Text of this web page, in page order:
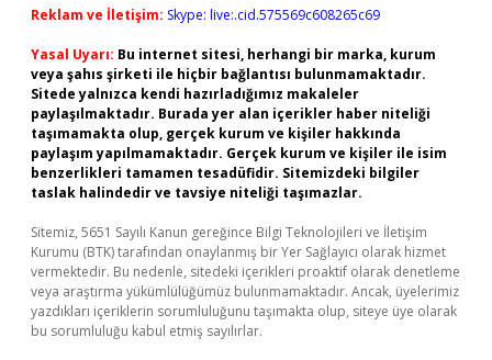
Reklam ve İletişim: Skype: live:.cid.575569c608265c69
Yasal Uyarı: Bu internet sitesi, herhangi bir marka, kurum
veya şahıs şirketi ile hiçbir bağlantısı bulunmamaktadır.
Sitede yalnızca kendi hazırladığımız makaleler
paylaşılmaktadır. Burada yer alan içerikler haber niteliği
taşımamakta olup, gerçek kurum ve kişiler hakkında
paylaşım yapılmamaktadır. Gerçek kurum ve kişiler ile isim
benzerlikleri tamamen tesadüfidir. Sitemizdeki bilgiler
taslak halindedir ve tavsiye niteliği taşımazlar.
Sitemiz, 5651 Sayılı Kanun gereğince Bilgi Teknolojileri ve İletişim
Kurumu (BTK) tarafından onaylanmış bir Yer Sağlayıcı olarak hizmet
vermektedir. Bu nedenle, sitedeki içerikleri proaktif olarak denetleme
veya araştırma yükümlülüğümüz bulunmamaktadır. Ancak, üyelerimiz
yazdıkları içeriklerin sorumluluğunu taşımakta olup, siteye üye olarak
bu sorumluluğu kabul etmiş sayılırlar.